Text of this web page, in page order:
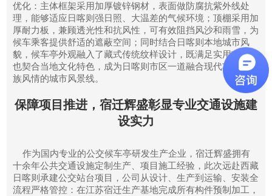
优化：主体框架采用加厚镀锌钢材，表面做防腐抗紫外线处
理，能够适应日喀则强日照、大温差的气候环境；顶棚采用加
厚耐力板，兼顾透光性和抗风性，可有效阻挡风沙和雨雪，为
候车乘客提供舒适的遮蔽空间；同时结合日喀则本地城市风
貌，候车亭外观融入了藏式传统纹样设计，既满足实用功能，
也契合当地文化特色，成为日喀则市区一道融合现代功能与民
族风情的城市风景线。
保障项目推进，宿迁辉盛彰显专业交通设施建
设实力
作为国内专业的公交候车亭研发生产企业，宿迁辉盛拥有
十余年公共交通设施定制生产、项目施工经验，此次远赴西藏
日喀则承建公交站台项目，公司从设计、生产到运输、安装全
流程严格管控：在江苏宿迁生产基地完成所有构件预制加工，